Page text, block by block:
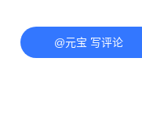
@元宝 写评论